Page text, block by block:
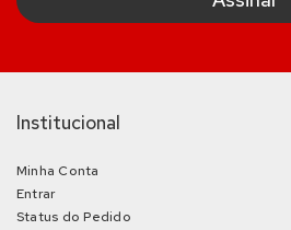
Institucional
Minha Conta
Entrar
Status do Pedido